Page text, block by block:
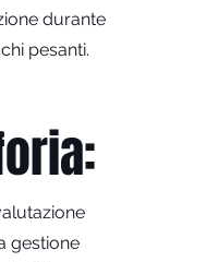
durante
pesanti.
gestione